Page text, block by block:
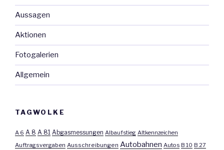
Aussagen
Aktionen
Fotogalerien
Allgemein
TAGWOLKE
A 6 A 8 A 81 Abgasmessungen Albaufstieg Altkennzeichen
Auftragsvergaben Ausschreibungen Autobahnen Autos B 10 B 27